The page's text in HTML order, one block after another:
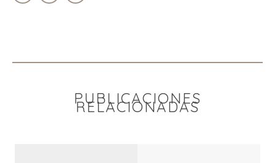
PUBLICACIONES
RELACIONADAS